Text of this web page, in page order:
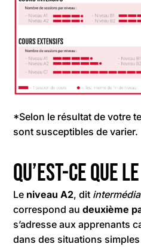
*Selon le résultat de votre
sont susceptibles de varier.
Qu’est-ce que
Le niveau A2, dit
correspond audeuxième
s’adresse aux apprenants
dans des situations